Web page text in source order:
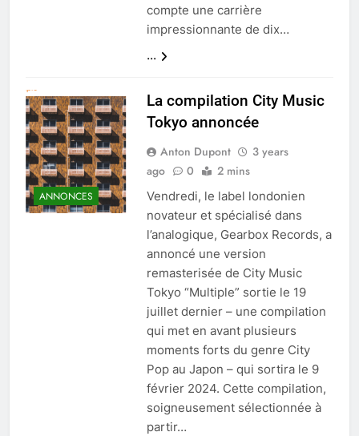
compte une carrière
impressionnante de dix…
...
ANNONCES
La compilation City Music
Tokyo annoncée
Anton Dupont
3 years
ago
0 2 mins
Vendredi, le label londonien
novateur et spécialisé dans
l’analogique, Gearbox Records, a
annoncé une version
remasterisée de City Music
Tokyo “Multiple” sortie le 19
juillet dernier – une compilation
qui met en avant plusieurs
moments forts du genre City
Pop au Japon – qui sortira le 9
février 2024. Cette compilation,
soigneusement sélectionnée à
partir…